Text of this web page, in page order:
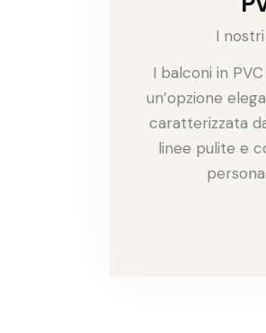
I
I balconi in
un’opzione
caratterizzata
linee pulite e